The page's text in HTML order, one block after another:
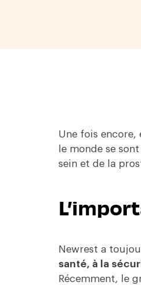
Une fois encore,
le monde se
sein et de la
Newrest a
santé, à la
Récemment, le